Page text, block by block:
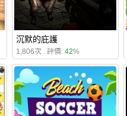
沉默的庇護
1,806次 . 評價: 42%